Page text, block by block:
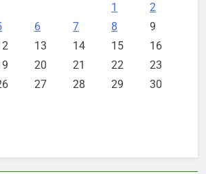
1
2
6 7 8
9
13 14 15
16
20 21 22
23
27 28 29
30